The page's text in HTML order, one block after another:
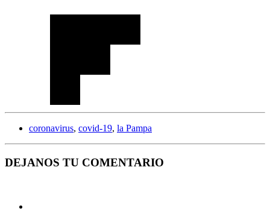
coronavirus, covid-19, la Pampa
DEJANOS TU COMENTARIO